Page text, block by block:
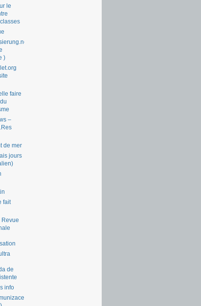
le
)
faire
–
de mer
jours
fait
Revue
de
info